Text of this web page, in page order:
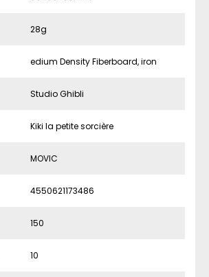
28g
edium Density Fiberboard, iron
Studio Ghibli
Kiki la petite sorcière
MOVIC
4550621173486
150
10